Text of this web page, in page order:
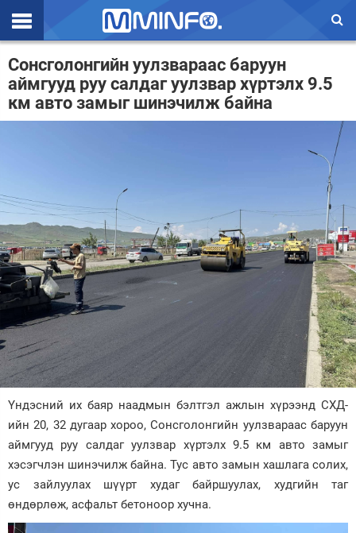
Эхлэл
Цаг агаар
Валют ханш
Үзэл бодол
Спорт
Нийгэм
Дэлхий
Энтертайнмэнт
Зурхай
Сонсголонгийн уулзвараас баруун
аймгууд руу салдаг уулзвар хүртэлх 9.5
км авто замыг шинэчилж байна
Үндэсний их баяр наадмын бэлтгэл ажлын хүрээнд СХД-
ийн 20, 32 дугаар хороо, Сонсголонгийн уулзвараас баруун
аймгууд руу салдаг уулзвар хүртэлх 9.5 км авто замыг
хэсэгчлэн шинэчилж байна. Тус авто замын хашлага солих,
ус зайлуулах шүүрт худаг байршуулах, худгийн таг
өндөрлөж, асфальт бетоноор хучна.